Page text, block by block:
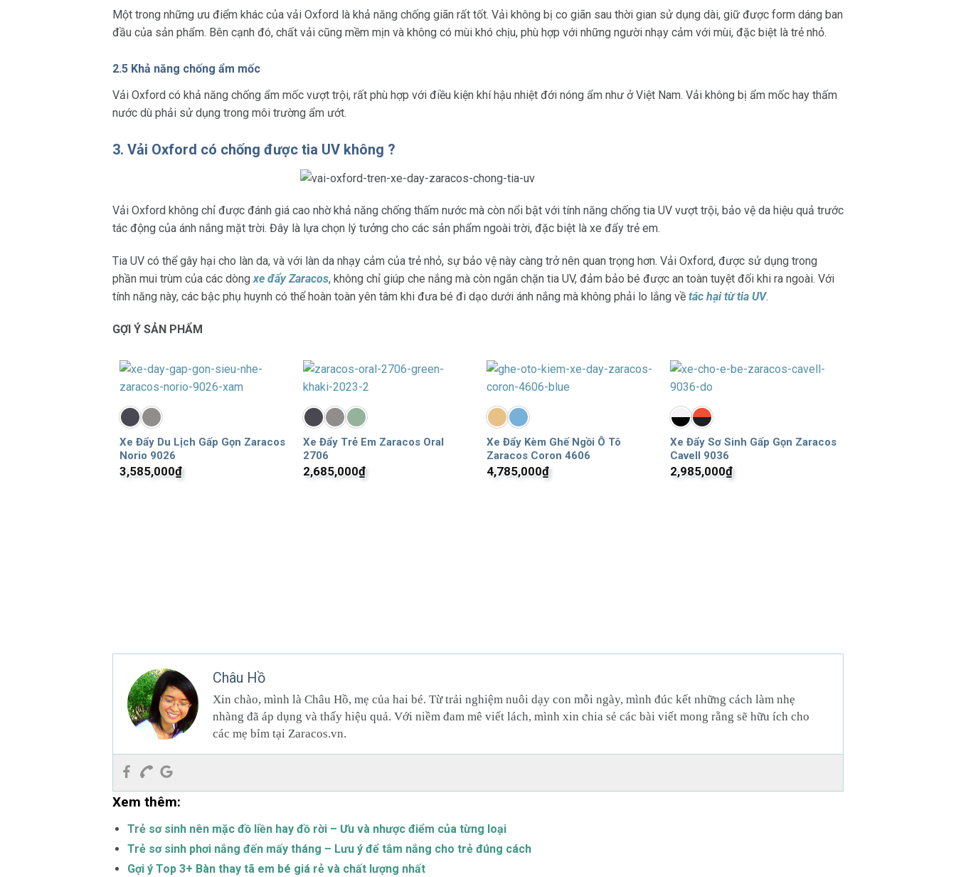
Một trong những ưu điểm khác của vải Oxford là khả năng chống giãn rất tốt. Vải không bị co giãn sau thời gian sử dụng dài, giữ được form dáng ban
đầu của sản phẩm. Bên cạnh đó, chất vải cũng mềm mịn và không có mùi khó chịu, phù hợp với những người nhạy cảm với mùi, đặc biệt là trẻ nhỏ.
2.5 Khả năng chống ẩm mốc
Vải Oxford có khả năng chống ẩm mốc vượt trội, rất phù hợp với điều kiện khí hậu nhiệt đới nóng ẩm như ở Việt Nam. Vải không bị ẩm mốc hay thấm
nước dù phải sử dụng trong môi trường ẩm ướt.
3. Vải Oxford có chống được tia UV không ?
Vải Oxford không chỉ được đánh giá cao nhờ khả năng chống thấm nước mà còn nổi bật với tính năng chống tia UV vượt trội, bảo vệ da hiệu quả trước
tác động của ánh nắng mặt trời. Đây là lựa chọn lý tưởng cho các sản phẩm ngoài trời, đặc biệt là xe đẩy trẻ em.
Tia UV có thể gây hại cho làn da, và với làn da nhạy cảm của trẻ nhỏ, sự bảo vệ này càng trở nên quan trọng hơn. Vải Oxford, được sử dụng trong
phần mui trùm của các dòngxe đẩy Zaracos, không chỉ giúp che nắng mà còn ngăn chặn tia UV, đảm bảo bé được an toàn tuyệt đối khi ra ngoài. Với
tính năng này, các bậc phụ huynh có thể hoàn toàn yên tâm khi đưa bé đi dạo dưới ánh nắng mà không phải lo lắng về tác hại từ tia UV.
GỢI Ý SẢN PHẨM
Xe Đẩy Du Lịch Gấp Gọn Zaracos
Norio 9026
3,585,000₫
Xe Đẩy Trẻ Em Zaracos Oral
2706
2,685,000₫
Xe Đẩy Kèm Ghế Ngồi Ô Tô
Zaracos Coron 4606
4,785,000₫
Xe Đẩy Sơ Sinh Gấp Gọn Zaracos
Cavell 9036
2,985,000₫
Châu Hồ
Xin chào, mình là Châu Hồ, mẹ của hai bé. Từ trải nghiệm nuôi dạy con mỗi ngày, mình đúc kết những cách làm nhẹ
nhàng đã áp dụng và thấy hiệu quả. Với niềm đam mê viết lách, mình xin chia sẻ các bài viết mong rằng sẽ hữu ích cho
các mẹ bỉm tại Zaracos.vn.
Xem thêm:
Trẻ sơ sinh nên mặc đồ liền hay đồ rời – Ưu và nhược điểm của từng loại
Trẻ sơ sinh phơi nắng đến mấy tháng – Lưu ý để tắm nắng cho trẻ đúng cách
Gợi ý Top 3+ Bàn thay tã em bé giá rẻ và chất lượng nhất